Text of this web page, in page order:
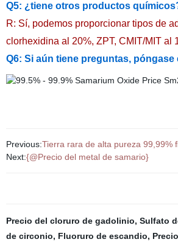
Q5: ¿tiene otros productos
R: Sí, podemos proporcionar tipos de
clorhexidina al 20%, ZPT, CMIT/MIT al
Q6: Si aún tiene preguntas,
Previous:Tierra rara de alta pureza 99,99%
Next:{@Precio del metal de samario}
Precio del cloruro de gadolinio, Sulfato
de circonio, Fluoruro de escandio,